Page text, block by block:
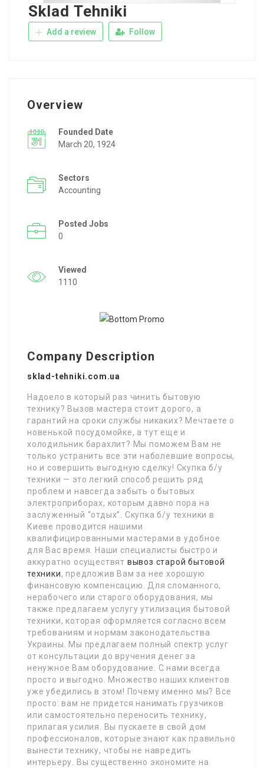
Sklad Tehniki
Add a review Follow
Overview
Founded Date
March 20, 1924
Sectors
Accounting
Posted Jobs
0
Viewed
1110
Company Description
sklad-tehniki.com.ua
Надоело в который раз чинить бытовую
технику? Вызов мастера стоит дорого, а
гарантий на сроки службы никаких? Мечтаете о
новенькой посудомойке, а тут еще и
холодильник барахлит? Мы поможем Вам не
только устранить все эти наболевшие вопросы,
но и совершить выгодную сделку! Скупка б/у
техники — это легкий способ решить ряд
проблем и навсегда забыть о бытовых
электроприборах, которым давно пора на
заслуженный “отдых”. Скупка б/у техники в
Киеве проводится нашими
квалифицированными мастерами в удобное
для Вас время. Наши специалисты быстро и
аккуратно осуществят вывоз старой бытовой
техники, предложив Вам за нее хорошую
финансовую компенсацию. Для сломанного,
нерабочего или старого оборудования, мы
также предлагаем услугу утилизация бытовой
техники, которая оформляется согласно всем
требованиям и нормам законодательства
Украины. Мы предлагаем полный спектр услуг
от консультации до вручения денег за
ненужное Вам оборудование. С нами всегда
просто и выгодно. Множество наших клиентов
уже убедились в этом! Почему именно мы? Все
просто: вам не придется нанимать грузчиков
или самостоятельно переносить технику,
прилагая усилия. Вы пускаете в свой дом
профессионалов, которые знают как правильно
вынести технику, чтобы не навредить
интерьеру. Вы существенно экономите на